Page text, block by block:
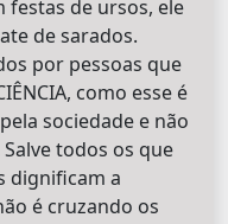
festas de ursos, ele
de sarados.
por pessoas que
como esse é
sociedade e não
todos os que
dignificam a
é cruzando os